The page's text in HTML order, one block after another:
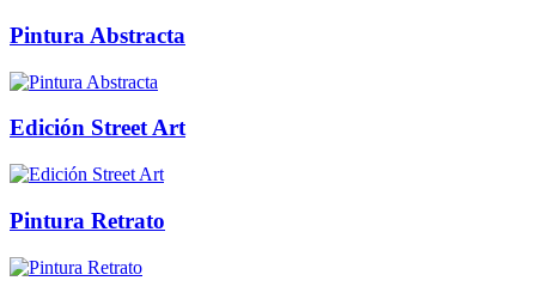
Pintura Abstracta
Edición Street Art
Pintura Retrato